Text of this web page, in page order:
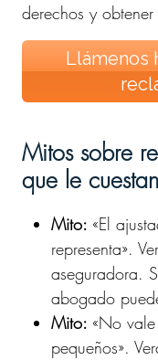
derechos y
Llámenos
Mitos sobre
que le
Mito: «El
representa».
aseguradora.
abogado
Mito: «No
pequeños».